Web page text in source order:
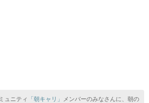
ュニティ 「朝キャリ」
メンバーのみなさんに、朝の